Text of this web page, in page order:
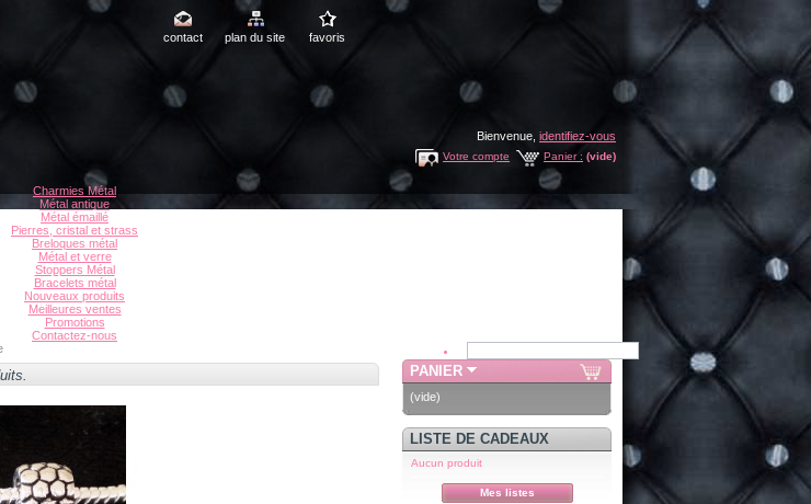
contact plan du site favoris
Bienvenue, identifiez-vous
Panier : (vide)
Votre compte
Charmies Métal
Métal antique
Métal émaillé
Pierres, cristal et strass
Breloques métal
Métal et verre
Stoppers Métal
Bracelets métal
Nouveaux produits
Meilleures ventes
Promotions
Contactez-nous
PANIER
(vide)
LISTE DE CADEAUX
Aucun produit
Mes listes